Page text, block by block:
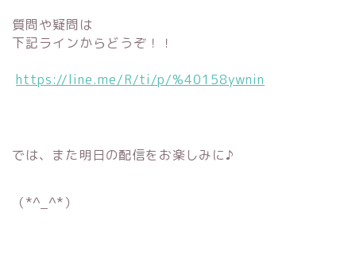
質問や疑問は
下記ラインからどうぞ！！
https://line.me/R/ti/p/%40158ywnin
では、また明日の配信をお楽しみに♪
（*^_^*）